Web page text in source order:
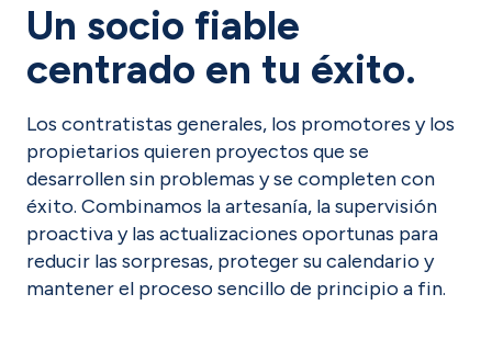
Un socio fiable
centrado en tu éxito.
Los contratistas generales, los promotores y los
propietarios quieren proyectos que se
desarrollen sin problemas y se completen con
éxito. Combinamos la artesanía, la supervisión
proactiva y las actualizaciones oportunas para
reducir las sorpresas, proteger su calendario y
mantener el proceso sencillo de principio a fin.